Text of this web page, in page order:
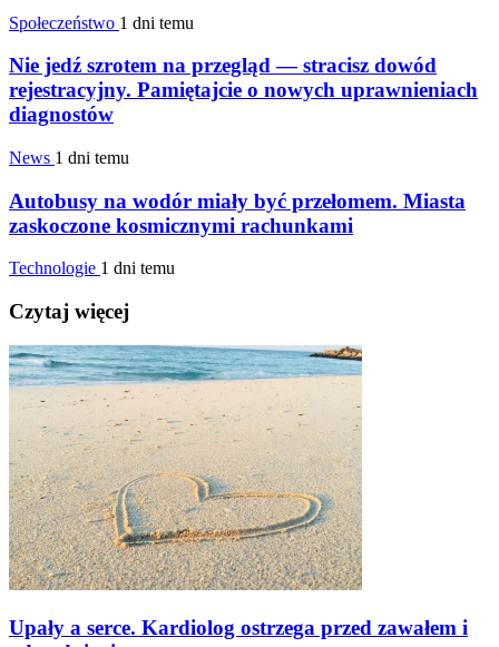
Społeczeństwo 1 dni temu
Nie jedź szrotem na przegląd — stracisz dowód
rejestracyjny. Pamiętajcie o nowych uprawnieniach
diagnostów
News 1 dni temu
Autobusy na wodór miały być przełomem. Miasta
zaskoczone kosmicznymi rachunkami
Technologie 1 dni temu
Czytaj więcej
Upały a serce. Kardiolog ostrzega przed zawałem i